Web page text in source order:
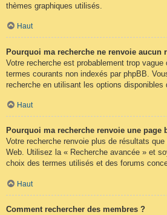
thèmes graphiques utilisés.
Haut
Pourquoi ma recherche ne renvoie aucun
Votre recherche est probablement trop vague
termes courants non indexés par phpBB.
recherche en utilisant les options disponibles
Haut
Pourquoi ma recherche renvoie une page
Votre recherche renvoie plus de résultats
Web. Utilisez la « Recherche avancée » et
choix des termes utilisés et des forums
Haut
Comment rechercher des membres ?